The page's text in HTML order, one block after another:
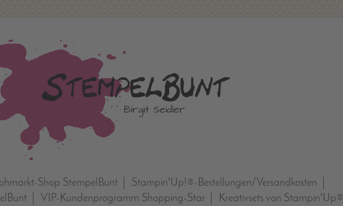
Shop StempelBunt
Stampin'Up!®-Bestellungen/Versandkosten
VIP-Kundenprogramm Shopping-Star
Kreativsets von Stampin'Up®